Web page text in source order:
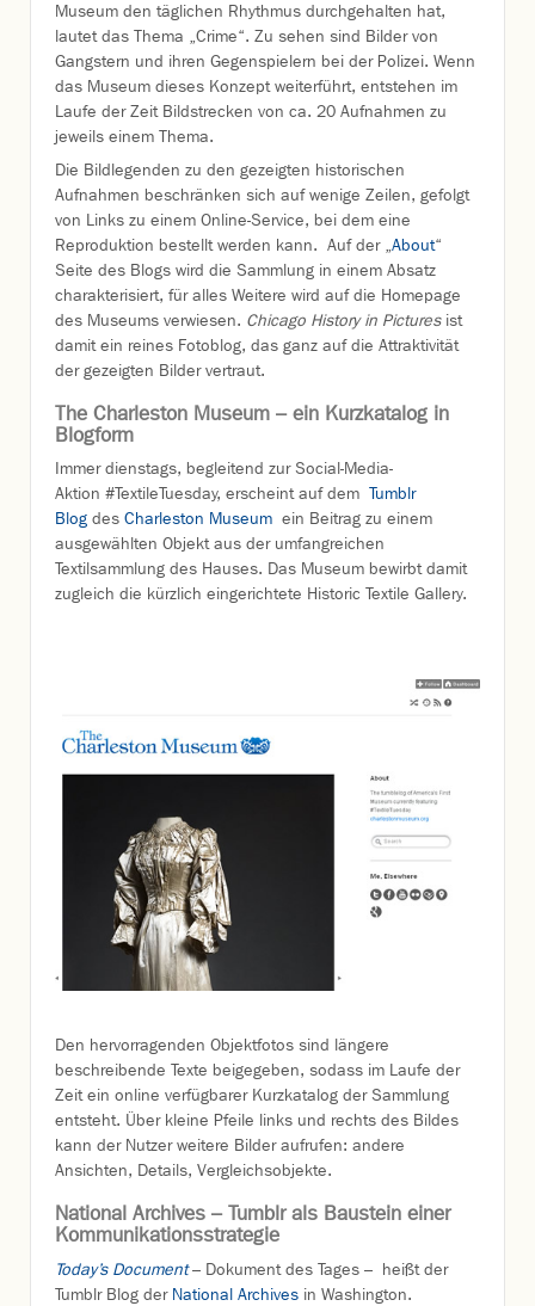
Museum den täglichen Rhythmus durchgehalten hat,
lautet das Thema „Crime“. Zu sehen sind Bilder von
Gangstern und ihren Gegenspielern bei der Polizei. Wenn
das Museum dieses Konzept weiterführt, entstehen im
Laufe der Zeit Bildstrecken von ca. 20 Aufnahmen zu
jeweils einem Thema.
Die Bildlegenden zu den gezeigten historischen
Aufnahmen beschränken sich auf wenige Zeilen, gefolgt
von Links zu einem Online-Service, bei dem eine
Reproduktion bestellt werden kann. Auf der „About“
Seite des Blogs wird die Sammlung in einem Absatz
charakterisiert, für alles Weitere wird auf die Homepage
des Museums verwiesen. Chicago History in Picturesist
damit ein reines Fotoblog, das ganz auf die Attraktivität
der gezeigten Bilder vertraut.
The Charleston Museum – ein Kurzkatalog in
Blogform
Immer dienstags, begleitend zur Social-Media-
Aktion #TextileTuesday, erscheint auf dem Tumblr
Blog des Charleston Museum ein Beitrag zu einem
ausgewählten Objekt aus der umfangreichen
Textilsammlung des Hauses. Das Museum bewirbt damit
zugleich die kürzlich eingerichtete Historic Textile Gallery.
Den hervorragenden Objektfotos sind längere
beschreibende Texte beigegeben, sodass im Laufe der
Zeit ein online verfügbarer Kurzkatalog der Sammlung
entsteht. Über kleine Pfeile links und rechts des Bildes
kann der Nutzer weitere Bilder aufrufen: andere
Ansichten, Details, Vergleichsobjekte.
National Archives – Tumblr als Baustein einer
Kommunikationsstrategie
Today’s Document– Dokument des Tages – heißt der
Tumblr Blog der National Archives in Washington.